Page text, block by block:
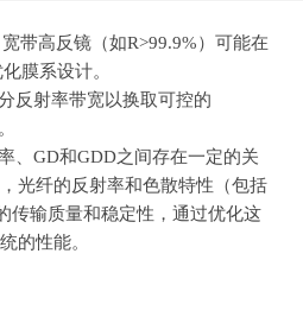
宽带高反镜（如R>99.9%）可能在
化膜系设计。
反射率带宽以换取可控的
。
、GD和GDD之间存在一定的关
光纤的反射率和色散特性（包括
传输质量和稳定性，通过优化这
的性能。